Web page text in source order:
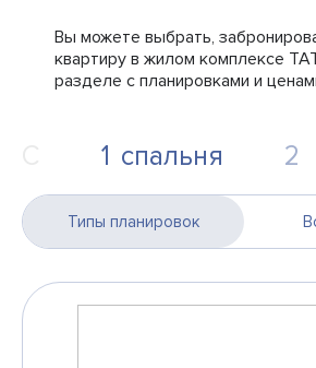
Вы можете выбрать,
квартиру в жилом комплексе
разделе с планировками и
1 спальня 2
Типы планировок